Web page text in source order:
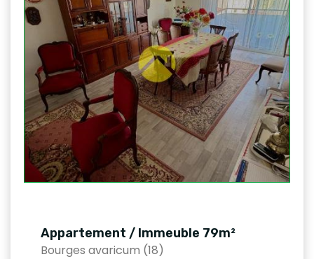
Appartement / Immeuble 79m²
Bourges avaricum (18)